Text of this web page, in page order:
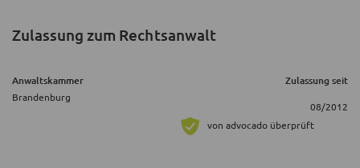
Zulassung zum Rechtsanwalt
Anwaltskammer Zulassung seit
Brandenburg
08/2012
von advocado überprüft